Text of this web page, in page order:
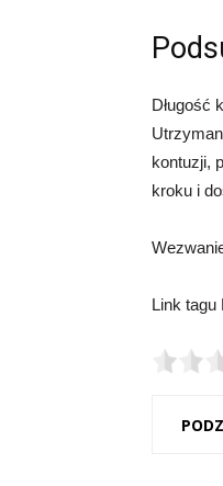
Długość
kontuzji,
kroku i
Link tagu